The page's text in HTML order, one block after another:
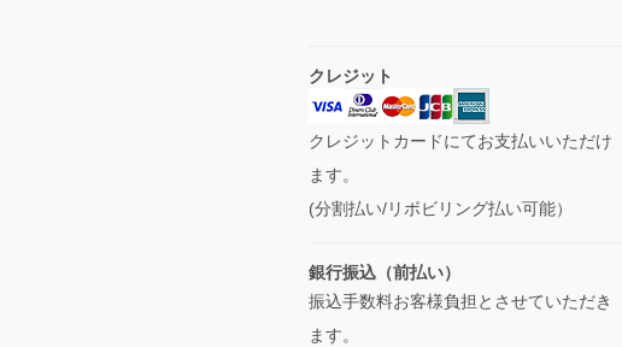
クレジット
クレジットカードにてお支払いいただけ
ます。
(分割払い/リボビリング払い可能）
銀行振込（前払い）
振込手数料お客様負担とさせていただき
ます。